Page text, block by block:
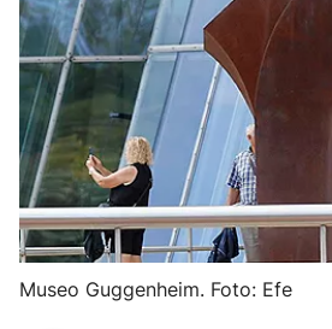
Museo Guggenheim. Foto: Efe